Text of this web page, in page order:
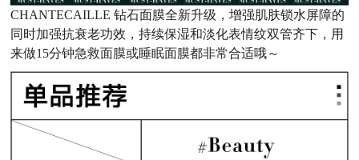
CHANTECAILLE 钻石面膜全新升级，增强肌肤锁水屏障的
同时加强抗衰老功效，持续保湿和淡化表情纹双管齐下，用
来做15分钟急救面膜或睡眠面膜都非常合适哦～